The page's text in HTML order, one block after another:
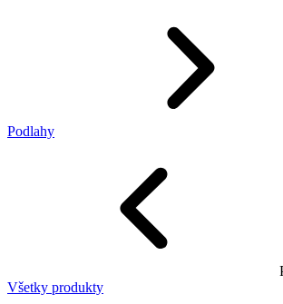
Podlahy
Všetky produkty